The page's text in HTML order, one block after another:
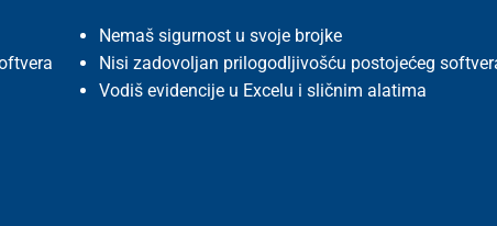
Nemaš sigurnost u svoje brojke
Nisi zadovoljan prilogodljivošću postojećeg
Vodiš evidencije u Excelu i sličnim alatima